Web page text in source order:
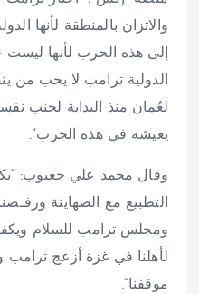
والاتزان بالمنطقة لأنها
إلى هذه الحرب لأنها ليست
الدولية ترامب لا يحب من
لعُمان منذ البداية لجنب
يعيشه في هذه الحرب”.
وقال محمد علي جعبوب:
التطبيع مع الصهاينة
ومجلس ترامب للسلام
لأهلنا في غزة أزعج
موقفنا”.